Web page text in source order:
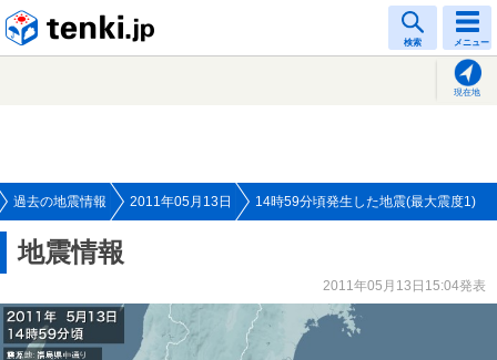
検索 メニュー
現在地
過去の地震情報 2011年05月13日 14時59分頃発生した地震(最大震度1)
地震情報
2011年05月13日15:04発表